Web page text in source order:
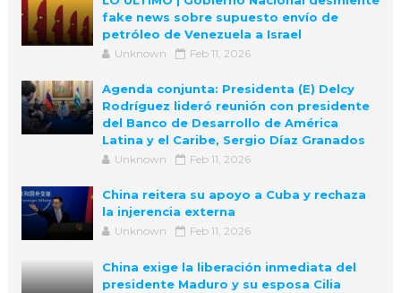
fake news sobre supuesto envío de
petróleo de Venezuela a Israel
Unknown Feb 11, 2026
Agenda conjunta: Presidenta (E) Delcy
Rodríguez lideró reunión con presidente
del Banco de Desarrollo de América
Latina y el Caribe, Sergio Díaz Granados
Unknown Feb 11, 2026
China reitera su apoyo a Cuba y rechaza
la injerencia externa
Unknown Feb 11, 2026
China exige la liberación inmediata del
presidente Maduro y su esposa Cilia